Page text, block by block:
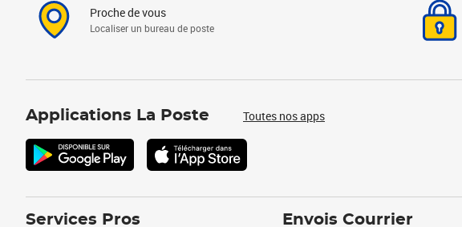
Proche de vous
Localiser un bureau de poste
Applications La Poste Toutes nos apps
Services Pros Envois Courrier